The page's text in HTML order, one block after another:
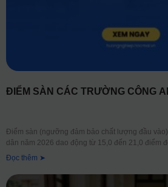
ĐIỂM SÀN CÁC TRƯỜNG CÔNG
Điểm sàn (ngưỡng đảm bảo chất lượng đầu
dân năm 2026 dao động từ 15,0 đến 21,0 điểm
Đọc thêm ➤